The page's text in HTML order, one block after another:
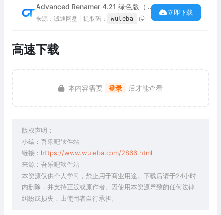
Advanced Renamer 4.21 绿色版（批量重命名工具）下载
来源：诚通网盘 提取码： wuleba
立即下载
高速下载
本内容需要 登录 后才能查看
版权声明：
小编：吾乐吧软件站
链接： https://www.wuleba.com/2866.html
来源：吾乐吧软件站
本资源仅供个人学习，禁止用于商业用途。下载后请于24小时
内删除，并支持正版或原作者。因使用本资源导致的任何法律
纠纷或损失，由使用者自行承担。